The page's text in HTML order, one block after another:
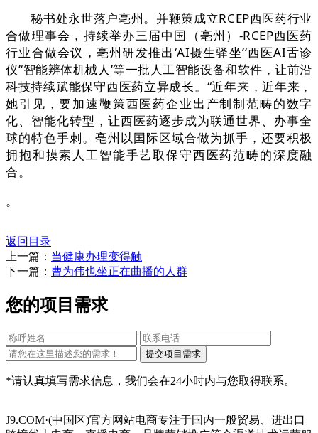
秘书处永世落户亳州。并鞭策成立RCEP西医药行业
合做理事会，持续举办三届中国（亳州）-RCEP西医药
行业合做会议，亳州研发推出‘AI摄生驿坐’‘西医AI舌诊
仪’‘智能辨体机械人’等一批人工智能设备和软件，让前沿
科技持续赋能保守西医药立异成长。“近年来，近年来，
她引见，要加速鞭策西医药企业出产制制范畴的数字
化、智能化转型，让西医药逐步成为联通世界、办事全
球的特色手刺。亳州以国际区域合做为抓手，还要积极
拥抱和摸索人工智能手艺取保守西医药范畴的深度融
合。
。
返回目录
上一篇： 当健康办理变得触
下一篇： 曹为伟也坐正在曲播的人群
您的项目需求
*请认真填写需求信息，我们会在24小时内与您取得联系。
J9.COM·(中国区)官方网站电商专注于国内一般贸易、进出口